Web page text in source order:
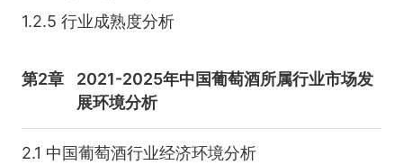
1.2.5 行业成熟度分析
第2章
2021-2025年中国葡萄酒所属行业市场发
展环境分析
2.1 中国葡萄酒行业经济环境分析